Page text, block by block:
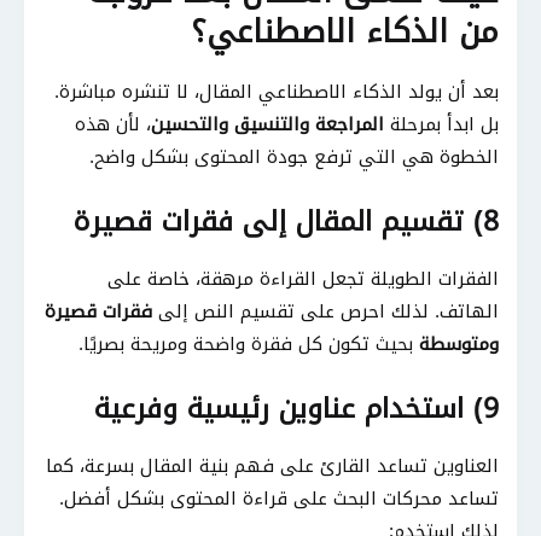
من الذكاء الاصطناعي؟
بعد أن يولد الذكاء الاصطناعي المقال، لا تنشره مباشرة.
بل ابدأ بمرحلة المراجعة والتنسيق والتحسين، لأن هذه
الخطوة هي التي ترفع جودة المحتوى بشكل واضح.
8) تقسيم المقال إلى فقرات قصيرة
الفقرات الطويلة تجعل القراءة مرهقة، خاصة على
الهاتف. لذلك احرص على تقسيم النص إلىفقرات قصيرة
ومتوسطة بحيث تكون كل فقرة واضحة ومريحة بصريًا.
9) استخدام عناوين رئيسية وفرعية
العناوين تساعد القارئ على فهم بنية المقال بسرعة، كما
تساعد محركات البحث على قراءة المحتوى بشكل أفضل.